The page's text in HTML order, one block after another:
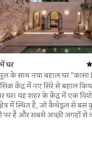
समीक्षाएँ
घर
के साथ नया बहाल घर
केंद्र में नए सिरे से बहाल
में एक विशेषाधिकार
क्षेत्र में स्थित है, जो कैथेड्रल से
पर है और सबसे अच्छी जगहों से